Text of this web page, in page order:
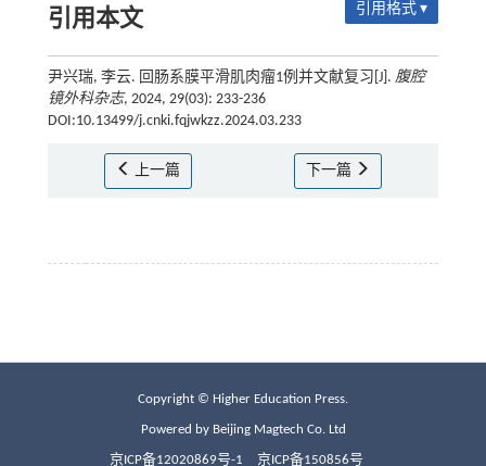
引用本文 引用格式 ▾
尹兴瑞, 李云. 回肠系膜平滑肌肉瘤1例并文献复习[J]. 腹腔
镜外科杂志, 2024, 29(03): 233-236
DOI:10.13499/j.cnki.fqjwkzz.2024.03.233
上一篇 下一篇
Copyright © Higher Education Press.
Powered by Beijing Magtech Co. Ltd
京ICP备12020869号-1 京ICP备150856号